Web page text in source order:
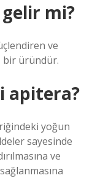
mi?
ve
bir üründür.
apitera?
yoğun
sayesinde
ve